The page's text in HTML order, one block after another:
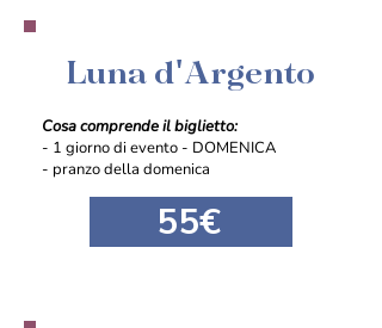
Luna d'Argento
Cosa comprende il biglietto:
- 1 giorno di evento - DOMENICA
- pranzo della domenica
55€